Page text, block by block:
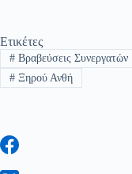
Ετικέτες
#Βραβεύσεις Συνεργατών
#Ξηρού Ανθή